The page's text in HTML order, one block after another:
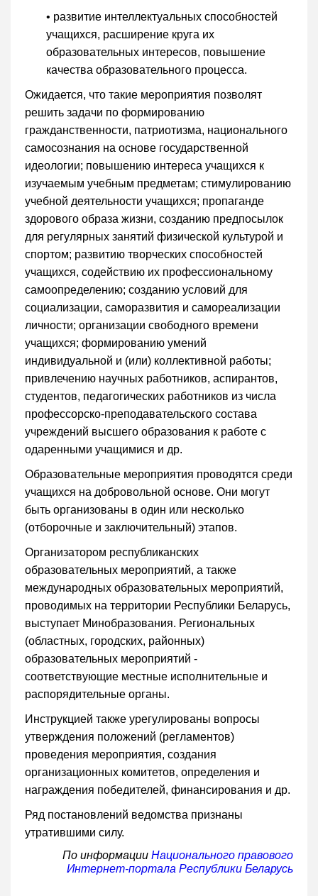
• развитие интеллектуальных способностей
учащихся, расширение круга их
образовательных интересов, повышение
качества образовательного процесса.
Ожидается, что такие мероприятия позволят
решить задачи по формированию
гражданственности, патриотизма, национального
самосознания на основе государственной
идеологии; повышению интереса учащихся к
изучаемым учебным предметам; стимулированию
учебной деятельности учащихся; пропаганде
здорового образа жизни, созданию предпосылок
для регулярных занятий физической культурой и
спортом; развитию творческих способностей
учащихся, содействию их профессиональному
самоопределению; созданию условий для
социализации, саморазвития и самореализации
личности; организации свободного времени
учащихся; формированию умений
индивидуальной и (или) коллективной работы;
привлечению научных работников, аспирантов,
студентов, педагогических работников из числа
профессорско-преподавательского состава
учреждений высшего образования к работе с
одаренными учащимися и др.
Образовательные мероприятия проводятся среди
учащихся на добровольной основе. Они могут
быть организованы в один или несколько
(отборочные и заключительный) этапов.
Организатором республиканских
образовательных мероприятий, а также
международных образовательных мероприятий,
проводимых на территории Республики Беларусь,
выступает Минобразования. Региональных
(областных, городских, районных)
образовательных мероприятий -
соответствующие местные исполнительные и
распорядительные органы.
Инструкцией также урегулированы вопросы
утверждения положений (регламентов)
проведения мероприятия, создания
организационных комитетов, определения и
награждения победителей, финансирования и др.
Ряд постановлений ведомства признаны
утратившими силу.
По информации Национального правового
Интернет-портала Республики Беларусь